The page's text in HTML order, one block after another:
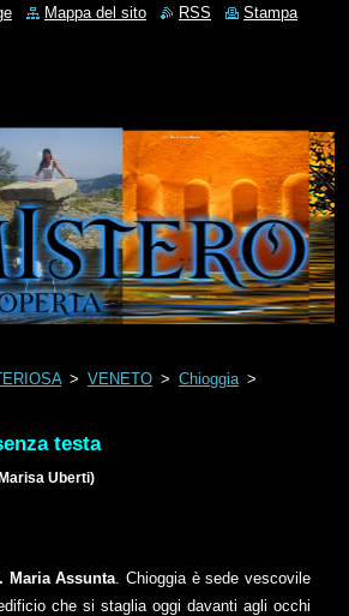
> VENETO > Chioggia >
testa
Uberti)
Maria Assunta. Chioggia è sede vescovile
che si staglia oggi davanti agli occhi
Mappa del sito RSS Stampa